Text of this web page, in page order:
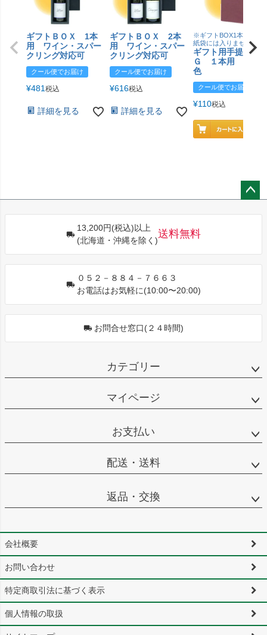
ギフトＢＯＸ 1本
用 ワイン・スパー
クリング対応可
クール便でお届け
¥481税込
詳細を見る
ギフトＢＯＸ 2本
用 ワイン・スパー
クリング対応可
クール便でお届け
¥616税込
詳細を見る
※ギフトBOX1本用はこ
紙袋には入りません
ギフト用手提げＢ
Ｇ １本用 エン
色
クール便でお届け
¥110税込
13,200円(税込)以上
(北海道・沖縄を除く)
送料無料
０５２－８８４－７６６３
お電話はお気軽に(10:00〜20:00)
お問合せ窓口(２４時間)
カテゴリー
マイページ
お支払い
配送・送料
返品・交換
会社概要
お問い合わせ
特定商取引法に基づく表示
個人情報の取扱